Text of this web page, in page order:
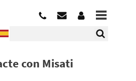
con Misati